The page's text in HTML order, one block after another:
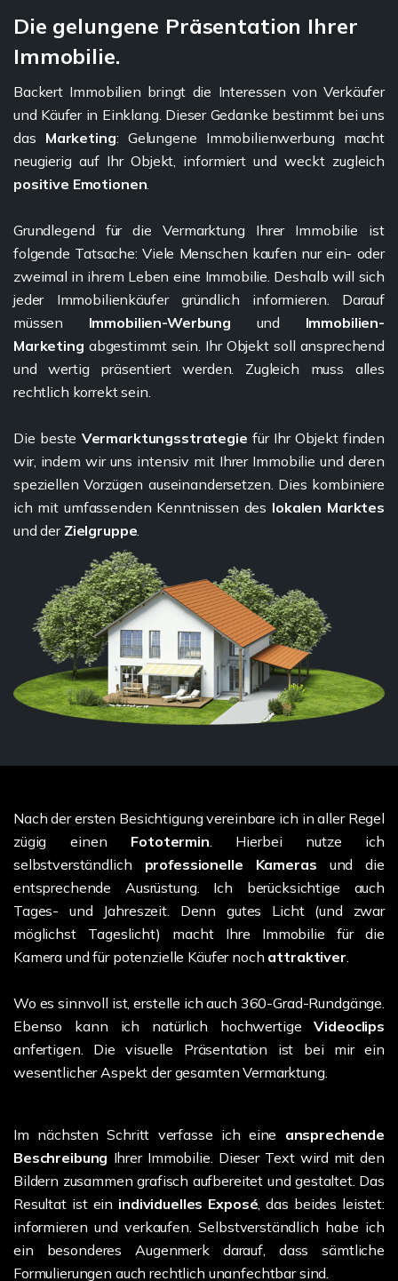
Die gelungene Präsentation Ihrer
Immobilie.
Backert Immobilien bringt die Interessen von Verkäufer
und Käufer in Einklang. Dieser Gedanke bestimmt bei uns
das Marketing: Gelungene Immobilienwerbung macht
neugierig auf Ihr Objekt, informiert und weckt zugleich
positive Emotionen.
Grundlegend für die Vermarktung Ihrer Immobilie ist
folgende Tatsache: Viele Menschen kaufen nur ein- oder
zweimal in ihrem Leben eine Immobilie. Deshalb will sich
jeder Immobilienkäufer gründlich informieren. Darauf
müssen Immobilien-Werbung und Immobilien-
Marketing abgestimmt sein. Ihr Objekt soll ansprechend
und wertig präsentiert werden. Zugleich muss alles
rechtlich korrekt sein.
Die beste Vermarktungsstrategiefür Ihr Objekt finden
wir, indem wir uns intensiv mit Ihrer Immobilie und deren
speziellen Vorzügen auseinandersetzen. Dies kombiniere
ich mit umfassenden Kenntnissen des lokalen Marktes
und der Zielgruppe.
Nach der ersten Besichtigung vereinbare ich in aller Regel
zügig einen Fototermin . Hierbei nutze ich
selbstverständlich professionelle Kameras und die
entsprechende Ausrüstung. Ich berücksichtige auch
Tages- und Jahreszeit. Denn gutes Licht (und zwar
möglichst Tageslicht) macht Ihre Immobilie für die
Kamera und für potenzielle Käufer noch attraktiver
Wo es sinnvoll ist, erstelle ich auch 360-Grad-Rundgänge.
Ebenso kann ich natürlich hochwertigeVideoclips
anfertigen. Die visuelle Präsentation ist bei mir ein
wesentlicher Aspekt der gesamten Vermarktung.
Im nächsten Schritt verfasse ich eine ansprechende
Beschreibung Ihrer Immobilie. Dieser Text wird mit den
Bildern zusammen grafisch aufbereitet und gestaltet. Das
Resultat ist ein individuelles Exposé , das beides leistet:
informieren und verkaufen. Selbstverständlich habe ich
ein besonderes Augenmerk darauf, dass sämtliche
Formulierungen auch rechtlich unanfechtbar sind.